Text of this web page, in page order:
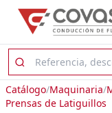
Catálogo/Maquinaria/
Prensas de Latiguillos